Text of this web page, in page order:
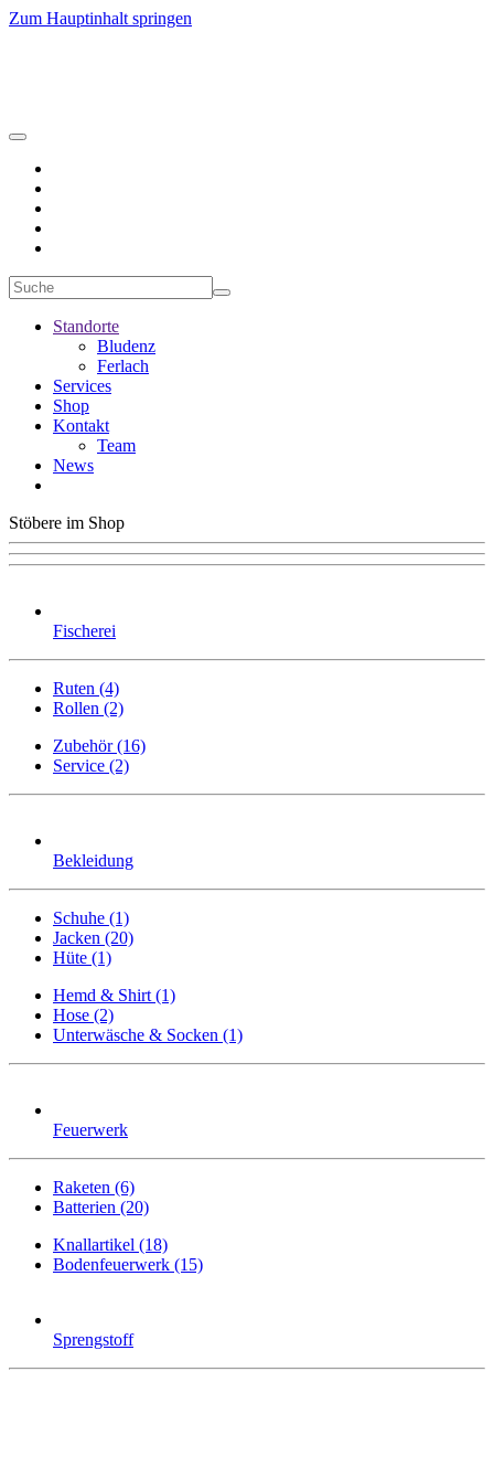
Zum Hauptinhalt springen
Standorte
Bludenz
Ferlach
Services
Shop
Kontakt
Team
News
Stöbere im Shop
Fischerei
Ruten (4)
Rollen (2)
Zubehör (16)
Service (2)
Bekleidung
Schuhe (1)
Jacken (20)
Hüte (1)
Hemd & Shirt (1)
Hose (2)
Unterwäsche & Socken (1)
Feuerwerk
Raketen (6)
Batterien (20)
Knallartikel (18)
Bodenfeuerwerk (15)
Sprengstoff